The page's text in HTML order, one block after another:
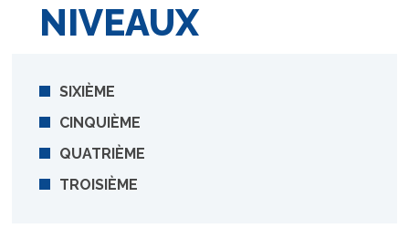
NIVEAUX
SIXIÈME
CINQUIÈME
QUATRIÈME
TROISIÈME